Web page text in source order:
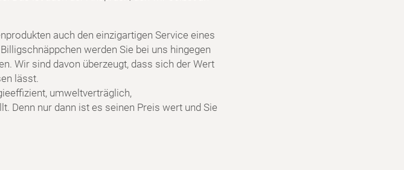
auch den einzigartigen Service eines
werden Sie bei uns hingegen
Wir sind davon überzeugt, dass sich der Wert
lässt.
umweltverträglich,
Denn nur dann ist es seinen Preis wert und Sie